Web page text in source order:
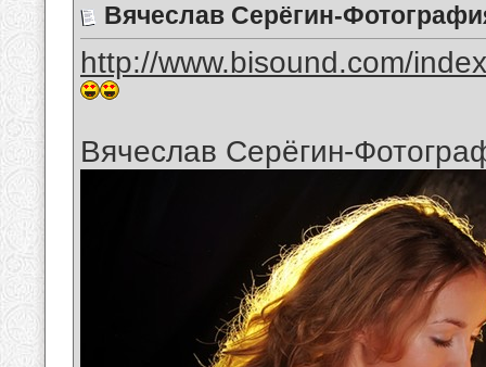
Вячеслав Серёгин-
http://www.bisound.com/
Вячеслав Серёгин-